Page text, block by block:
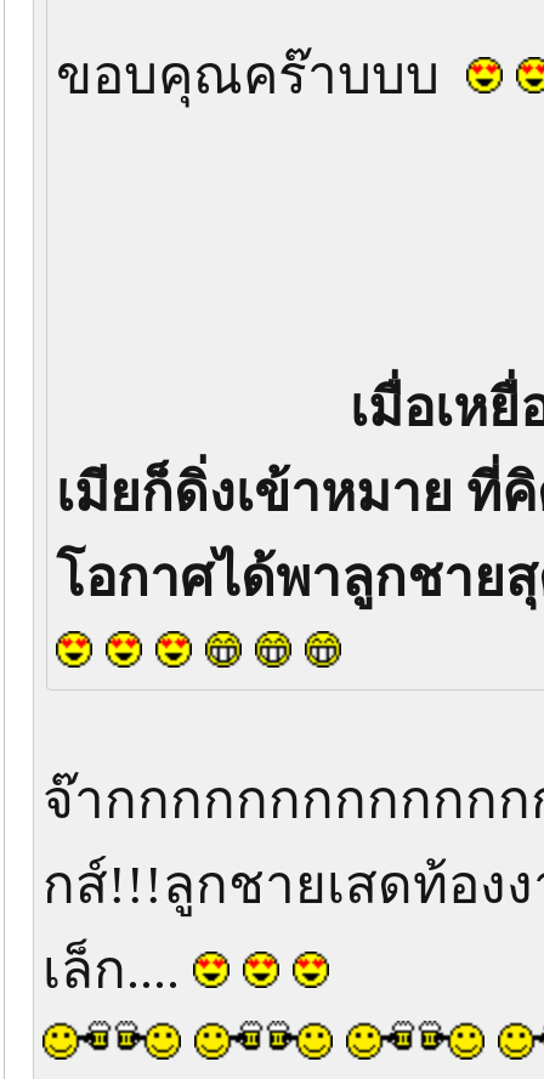
ขอบคุณคร๊าบบบ
เมื่อเห
เมียก็ดิ่งเข้าหมาย ที่
โอกาศได้พาลูกชาย
จ๊ากกกกกกกกกกกก
กส์!!!ลูกชายเสดท้อง
เล็ก....